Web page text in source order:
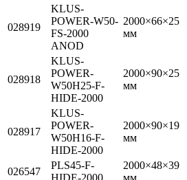
028919
KLUS-
POWER-W50-
FS-2000
ANOD
2000×66×25
мм
028918
KLUS-
POWER-
W50H25-F-
HIDE-2000
2000×90×25
мм
028917
KLUS-
POWER-
W50H16-F-
HIDE-2000
2000×90×19
мм
026547
PLS45-F-
HIDE-2000
2000×48×39
мм